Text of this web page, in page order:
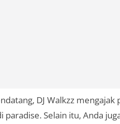
DJ Walkzz mengajak
Selain itu, Anda